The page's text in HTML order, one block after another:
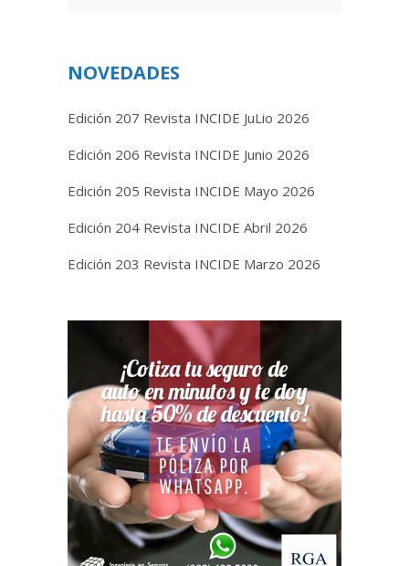
NOVEDADES
Edición 207 Revista INCIDE JuLio 2026
Edición 206 Revista INCIDE Junio 2026
Edición 205 Revista INCIDE Mayo 2026
Edición 204 Revista INCIDE Abril 2026
Edición 203 Revista INCIDE Marzo 2026